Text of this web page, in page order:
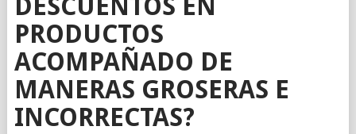
DESCUENTOS EN
PRODUCTOS
ACOMPAÑADO DE
MANERAS GROSERAS E
INCORRECTAS?